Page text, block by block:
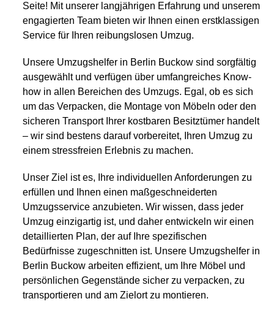
Seite! Mit unserer langjährigen Erfahrung und unserem
engagierten Team bieten wir Ihnen einen erstklassigen
Service für Ihren reibungslosen Umzug.
Unsere Umzugshelfer in Berlin Buckow sind sorgfältig
ausgewählt und verfügen über umfangreiches Know-
how in allen Bereichen des Umzugs. Egal, ob es sich
um das Verpacken, die Montage von Möbeln oder den
sicheren Transport Ihrer kostbaren Besitztümer handelt
– wir sind bestens darauf vorbereitet, Ihren Umzug zu
einem stressfreien Erlebnis zu machen.
Unser Ziel ist es, Ihre individuellen Anforderungen zu
erfüllen und Ihnen einen maßgeschneiderten
Umzugsservice anzubieten. Wir wissen, dass jeder
Umzug einzigartig ist, und daher entwickeln wir einen
detaillierten Plan, der auf Ihre spezifischen
Bedürfnisse zugeschnitten ist. Unsere Umzugshelfer in
Berlin Buckow arbeiten effizient, um Ihre Möbel und
persönlichen Gegenstände sicher zu verpacken, zu
transportieren und am Zielort zu montieren.